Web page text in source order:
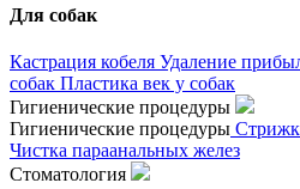
Для собак
Кастрация кобеля Удаление
собак Пластика век у собак
Гигиенические процедуры
Гигиенические процедуры
Чистка параанальных желез
Стоматология